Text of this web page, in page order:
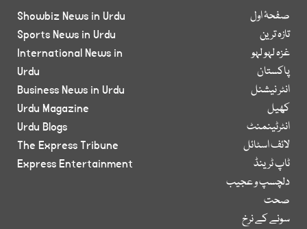
صفحۂ اول
تازہ ترین
غزہ لہو لہو
پاکستان
انٹر نیشنل
کھیل
انٹرٹینمنٹ
لائف اسٹائل
ٹاپ ٹرینڈ
دلچسپ و عجیب
صحت
سونے کے نرخ
Showbiz News in Urdu
Sports News in Urdu
International News in
Urdu
Business News in Urdu
Urdu Magazine
Urdu Blogs
The Express Tribune
Express Entertainment